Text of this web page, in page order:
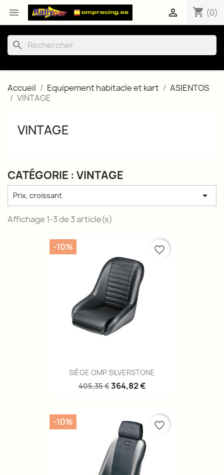
 shopping_cart (0)

search
Accueil Equipement habitacle et kart
ASIENTOS
VINTAGE
VINTAGE
CATÉGORIE : VINTAGE
Prix, croissant 
Affichage 1-3 de 3 article(s)
SIÈGE OMP SILVERSTONE
405,35 €364,82 €
-10% favorite_border
-10% favorite_border